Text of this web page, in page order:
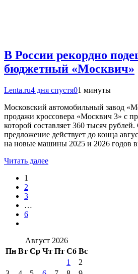
В России рекордно
бюджетный «Москвич»
Lenta.ru4 дня спустя01 минуты
Московский автомобильный завод
продажи кроссовера «Москвич 3» с
которой составляет 360 тысяч
предложение действует до конца
на новые машины 2025 и 2026 годов
Читать далее
1
2
3
…
6
Август 2026
Пн Вт Ср Чт Пт Сб Вс
1
2